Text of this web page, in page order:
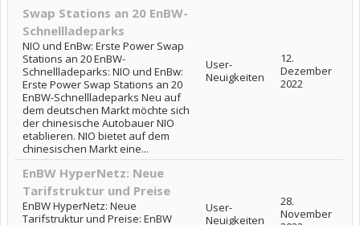
Swap Stations an 20 EnBW-
Schnellladeparks
NIO und EnBw: Erste Power Swap
Stations an 20 EnBW-
Schnellladeparks: NIO und EnBw:
Erste Power Swap Stations an 20
EnBW-Schnellladeparks Neu auf
dem deutschen Markt möchte sich
der chinesische Autobauer NIO
etablieren. NIO bietet auf dem
chinesischen Markt eine...
User-
Neuigkeiten
12.
Dezember
2022
EnBW HyperNetz: Neue
Tarifstruktur und Preise
EnBW HyperNetz: Neue
Tarifstruktur und Preise: EnBW
User-
Neuigkeiten
28.
November